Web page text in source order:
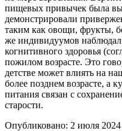
пищевых привычек была
демонстрировали
таким как овощи, фрукты,
же индивидуумов
когнитивного здоровья
пожилом возрасте. Это
детстве может влиять на
более позднем возрасте, а
питания связан с
старости.
Опубликовано: 2 июля 2024